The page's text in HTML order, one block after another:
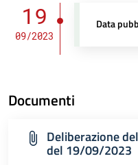
19
09/2023
Data
Documenti
Deliberazione
del 19/09/2023